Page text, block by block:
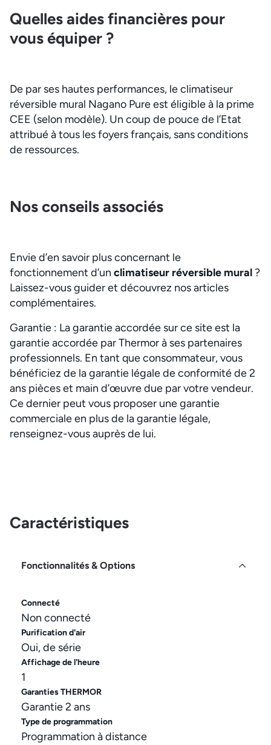
Quelles aides financières pour
vous équiper ?
De par ses hautes performances, le climatiseur
réversible mural Nagano Pure est éligible à la prime
CEE (selon modèle). Un coup de pouce de l’Etat
attribué à tous les foyers français, sans conditions
de ressources.
Nos conseils associés
Envie d’en savoir plus concernant le
fonctionnement d’un climatiseur réversible mural?
Laissez-vous guider et découvrez nos articles
complémentaires.
Garantie : La garantie accordée sur ce site est la
garantie accordée par Thermor à ses partenaires
professionnels. En tant que consommateur, vous
bénéficiez de la garantie légale de conformité de 2
ans pièces et main d’œuvre due par votre vendeur.
Ce dernier peut vous proposer une garantie
commerciale en plus de la garantie légale,
renseignez-vous auprès de lui.
Caractéristiques
Fonctionnalités & Options
Connecté
Non connecté
Purification d'air
Oui, de série
Affichage de l'heure
1
Garanties THERMOR
Garantie 2 ans
Type de programmation
Programmation à distance